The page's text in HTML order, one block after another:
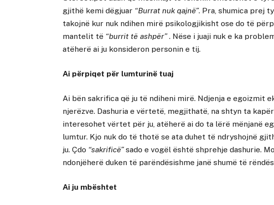
gjithë kemi dëgjuar “Burrat nuk qajnë”. Pra, shumica prej
takojnë kur nuk ndihen mirë psikologjikisht ose do të
mantelit të “burrit të ashpër”. Nëse i juaji nuk e ka
atëherë ai ju konsideron personin e tij.
Ai përpiqet për lumturinë tuaj
Ai bën sakrifica që ju të ndiheni mirë. Ndjenja e egoizmit
njerëzve. Dashuria e vërtetë, megjithatë, na shtyn ta
interesohet vërtet për ju, atëherë ai do ta lërë mënjanë
lumtur. Kjo nuk do të thotë se ata duhet të ndryshojnë
ju. Çdo “sakrificë”sado e vogël është shprehje dashurie.
ndonjëherë duken të parëndësishme janë shumë të
Ai ju mbështet